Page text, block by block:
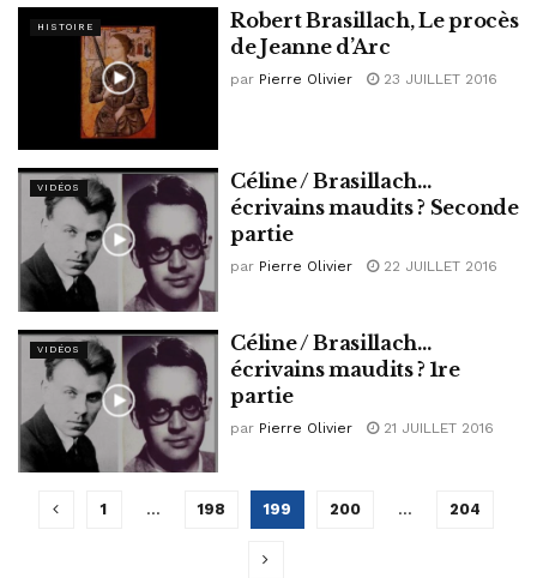
HISTOIRE
Robert Brasillach, Le procès
de Jeanne d’Arc
par Pierre Olivier 23 JUILLET 2016
VIDÉOS
Céline / Brasillach…
écrivains maudits ? Seconde
partie
par Pierre Olivier 22 JUILLET 2016
VIDÉOS
Céline / Brasillach…
écrivains maudits ? 1re
partie
par Pierre Olivier 21 JUILLET 2016
1 … 198 199 200 … 204